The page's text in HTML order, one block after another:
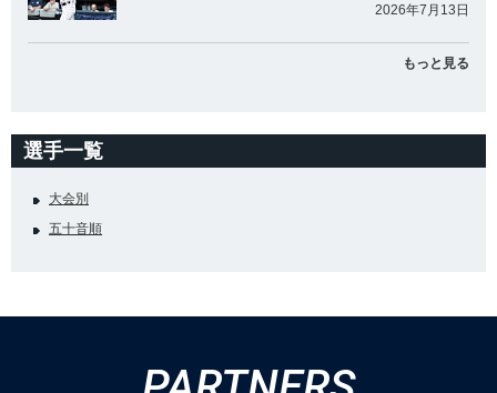
2026年7月13日
もっと見る
選手一覧
大会別
五十音順